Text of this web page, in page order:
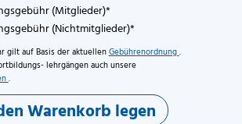
(Mitglieder)*
(Nichtmitglieder)*
gilt auf Basis der aktuellenGebührenordnung.
lehrgängen auch unsere
.
Warenkorb legen